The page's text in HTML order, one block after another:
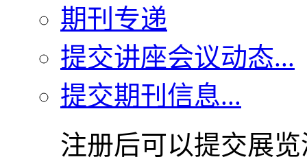
期刊专递
提交讲座会议动态...
提交期刊信息...
注册后可以提交展